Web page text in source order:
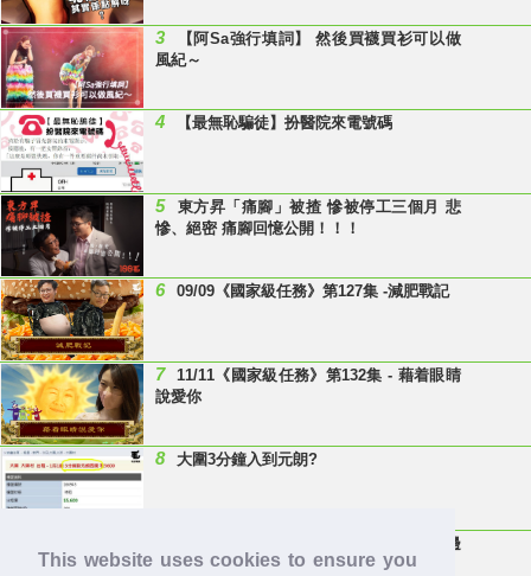
This website uses cookies to ensure you
3
【阿Sa強行填詞】 然後買襪買衫可以做
風紀～
4 【最無恥騙徒】扮醫院來電號碼
5
東方昇「痛腳」被揸 慘被停工三個月 悲
慘、絕密 痛腳回憶公開！！！
6 09/09《國家級任務》第127集 -減肥戰記
7
11/11《國家級任務》第132集 - 藉着眼睛
說愛你
8 大圍3分鐘入到元朗?
Last Minute 迎接Baby雞精班！滴雞精邊
隻好？